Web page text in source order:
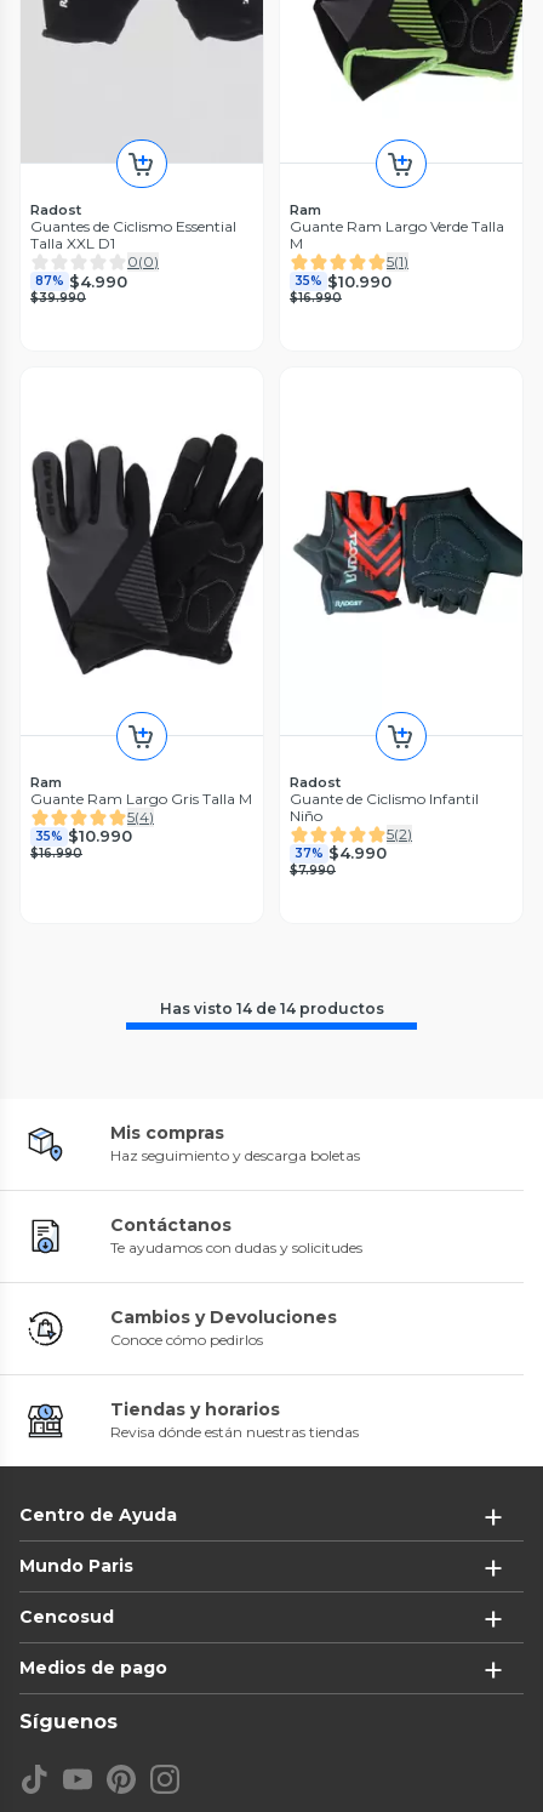
Radost
Guantes de Ciclismo Essential
Talla XXL D1
0(0)
87% $4.990
$39.990
Ram
Guante Ram Largo Verde Talla
M
5(1)
35% $10.990
$16.990
Ram
Guante Ram Largo Gris Talla M
5(4)
35% $10.990
$16.990
Radost
Guante de Ciclismo Infantil
Niño
5(2)
37% $4.990
$7.990
Has visto 14de 14 productos
Mis compras
Haz seguimiento y descarga boletas
Contáctanos
Te ayudamos con dudas y solicitudes
Cambios y Devoluciones
Conoce cómo pedirlos
Tiendas y horarios
Revisa dónde están nuestras tiendas
Centro de Ayuda
Mundo Paris
Cencosud
Medios de pago
Síguenos